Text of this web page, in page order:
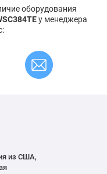
оборудования
у менеджера
из США,